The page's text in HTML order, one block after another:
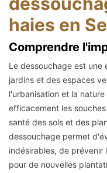
haies en
Comprendre
Le dessouchage est
jardins et des espaces
l'urbanisation et la
efficacement les
santé des sols et des
dessouchage permet
indésirables, de
pour de nouvelles